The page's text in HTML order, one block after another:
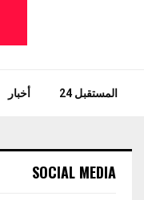
المستقبل 24 أخبار
SOCIAL MEDIA